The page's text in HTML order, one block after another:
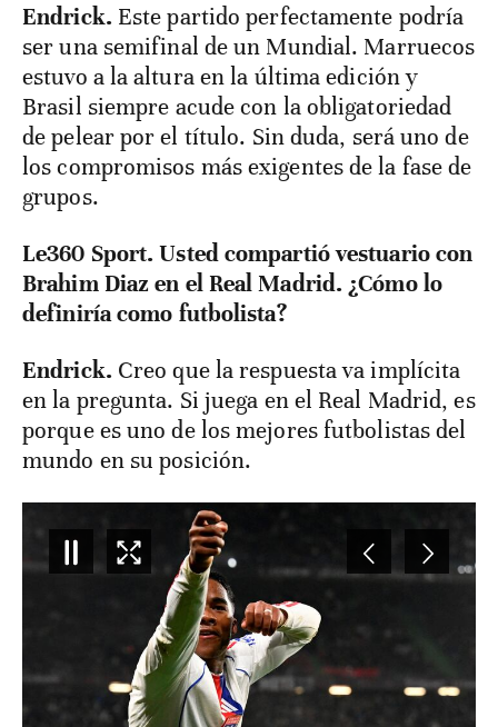
Endrick. Este partido perfectamente podría
ser una semifinal de un Mundial. Marruecos
estuvo a la altura en la última edición y
Brasil siempre acude con la obligatoriedad
de pelear por el título. Sin duda, será uno de
los compromisos más exigentes de la fase de
grupos.
Le360 Sport. Usted compartió vestuario con
Brahim Diaz en el Real Madrid. ¿Cómo lo
definiría como futbolista?
Endrick. Creo que la respuesta va implícita
en la pregunta. Si juega en el Real Madrid, es
porque es uno de los mejores futbolistas del
mundo en su posición.